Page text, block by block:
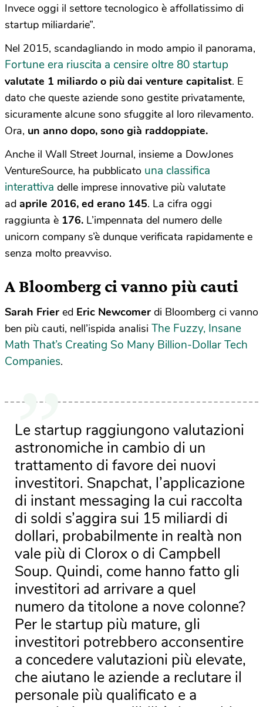
Invece oggi il settore tecnologico è affollatissimo di
startup miliardarie”.
Nel 2015, scandagliando in modo ampio il panorama,
Fortune era riuscita a censire oltre 80 startup
valutate 1 miliardo o più dai venture capitalist. E
dato che queste aziende sono gestite privatamente,
sicuramente alcune sono sfuggite al loro rilevamento.
Ora, un anno dopo, sono già raddoppiate.
Anche il Wall Street Journal, insieme a DowJones
VentureSource, ha pubblicato una classifica
interattiva delle imprese innovative più valutate
ad aprile 2016, ed erano 145. La cifra oggi
raggiunta è 176. L’impennata del numero delle
unicorn company s’è dunque verificata rapidamente e
senza molto preavviso.
A Bloomberg ci vanno più cauti
Sarah Frier ed Eric Newcomer di Bloomberg ci vanno
ben più cauti, nell’ispida analisi The Fuzzy, Insane
Math That’s Creating So Many Billion-Dollar Tech
Companies.
Le startup raggiungono valutazioni
astronomiche in cambio di un
trattamento di favore dei nuovi
investitori. Snapchat, l’applicazione
di instant messaging la cui raccolta
di soldi s’aggira sui 15 miliardi di
dollari, probabilmente in realtà non
vale più di Clorox o di Campbell
Soup. Quindi, come hanno fatto gli
investitori ad arrivare a quel
numero da titolone a nove colonne?
Per le startup più mature, gli
investitori potrebbero acconsentire
a concedere valutazioni più elevate,
che aiutano le aziende a reclutare il
personale più qualificato e a